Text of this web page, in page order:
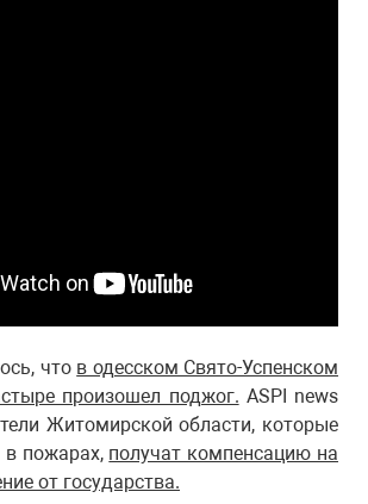
что в одесском Свято-Успенском
произошел поджог. ASPI news
Житомирской области, которые
в пожарах, получат компенсацию на
от государства.